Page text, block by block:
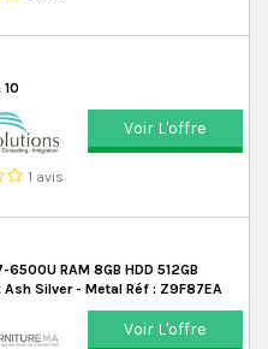
1 avis
Voir L'offre
6500U RAM 8GB HDD 512GB
Ash Silver - Metal Réf : Z9F87EA
Voir L'offre